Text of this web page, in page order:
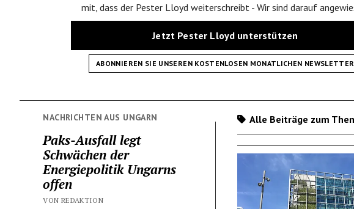
mit, dass der Pester Lloyd weiterschreibt - Wir sind darauf
Jetzt Pester Lloyd unterstützen
ABONNIEREN SIE UNSEREN KOSTENLOSEN MONATLICHEN NEWSLETTER
NACHRICHTEN AUS UNGARN
Paks-Ausfall legt
Schwächen der
Energiepolitik Ungarns
offen
VON REDAKTION
Alle Beiträge zum